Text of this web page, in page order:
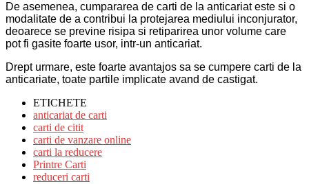
De asemenea, cumpararea de carti de la anticariat este si o
modalitate de a contribui la protejarea mediului inconjurator,
deoarece se previne risipa si retiparirea unor volume care
pot fi gasite foarte usor, intr-un anticariat.
Drept urmare, este foarte avantajos sa se cumpere carti de la
anticariate, toate partile implicate avand de castigat.
ETICHETE
anticariat de carti
carti de citit
carti de vanzare online
carti la reducere
Printre Carti
reduceri carti